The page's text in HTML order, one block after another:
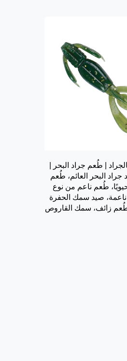
| طُعم جراد البحر |
جراد البحر العائم، طُعم
طُعم ناعم من نوع
ناعمة، صيد سمك الحفرة
طُعم زائف، سمك القاروص